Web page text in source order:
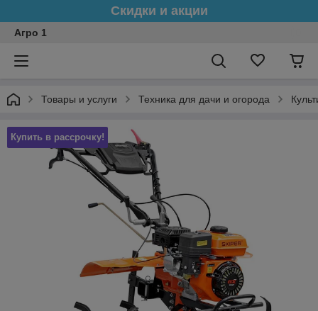
Скидки и акции
Агро 1
Товары и услуги Техника для дачи и огорода
Купить в рассрочку!